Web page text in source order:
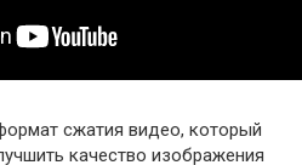
сжатия видео, который
качество изображения